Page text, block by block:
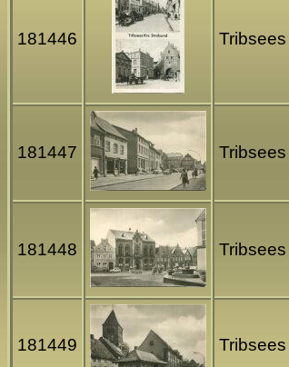
181446
181447
181448
181449